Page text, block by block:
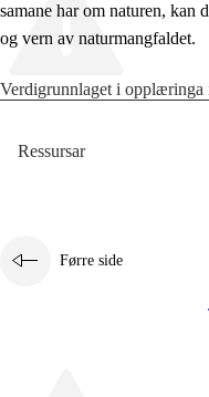
samane har om naturen, kan
og vern av naturmangfaldet.
Verdigrunnlaget i opplæringa
Ressursar
Førre side